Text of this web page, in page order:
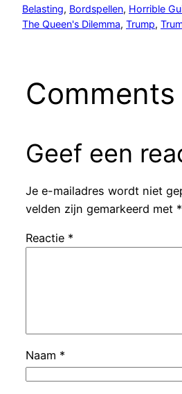
Belasting, Bordspellen, Horrible
The Queen's Dilemma, Trump,
Comments
Geef een
Je e-mailadres wordt niet
velden zijn gemarkeerd met *
Reactie *
Naam *